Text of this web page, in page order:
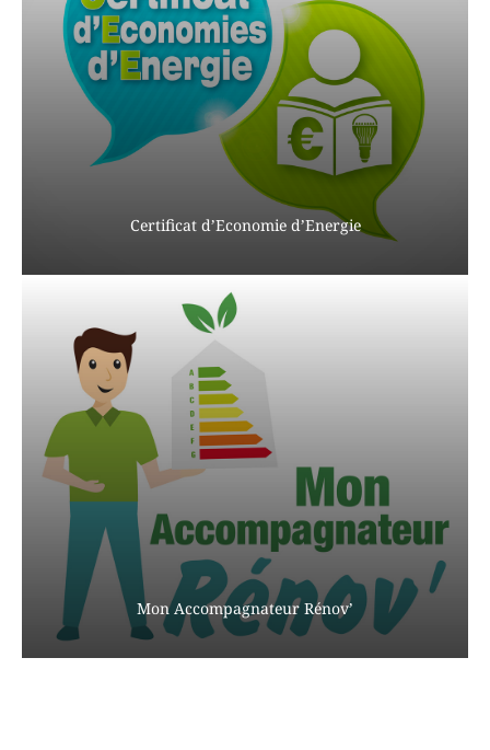
Certificat d’Economie d’Energie
Mon Accompagnateur Rénov’